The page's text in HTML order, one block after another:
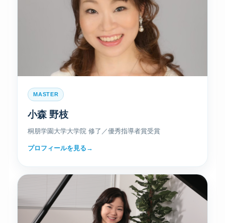
MASTER
小森 野枝
桐朋学園大学大学院 修了／優秀指導者賞受賞
プロフィールを見る